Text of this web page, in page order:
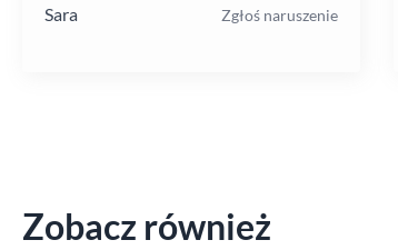
Sara Zgłoś naruszenie
Zobacz również